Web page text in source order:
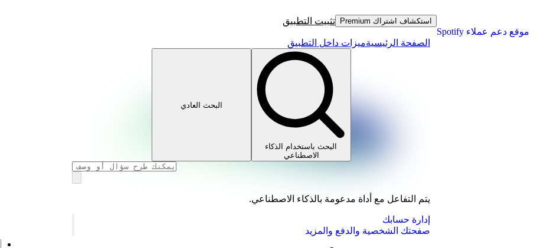
موقع دعم عملاء Spotify
استكشاف اشتراك Premium تثبيت التطبيق
الصفحة الرئيسيةميزات داخل التطبيق
البحث باستخدام الذكاء
الاصطناعي
البحث العادي
يتم التفاعل مع أداة مدعومة بالذكاء الاصطناعي.
إدارة حسابك
صفحتك الشخصية والدفع والمزيد